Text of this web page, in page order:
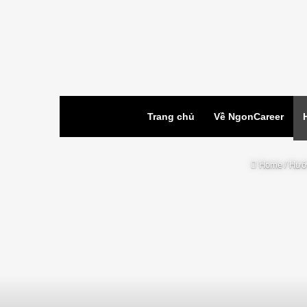
Trang chủ Về NgonCareer
Home /